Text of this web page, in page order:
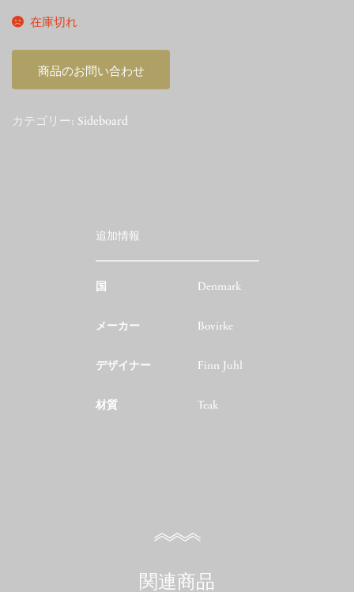
在庫切れ
商品のお問い合わせ
カテゴリー: Sideboard
追加情報
国 Denmark
メーカー Bovirke
デザイナー Finn Juhl
材質 Teak
関連商品